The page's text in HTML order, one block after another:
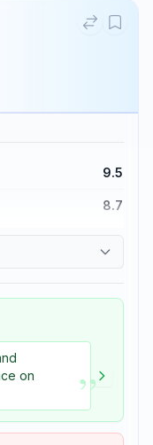
9.5
8.7
on
”